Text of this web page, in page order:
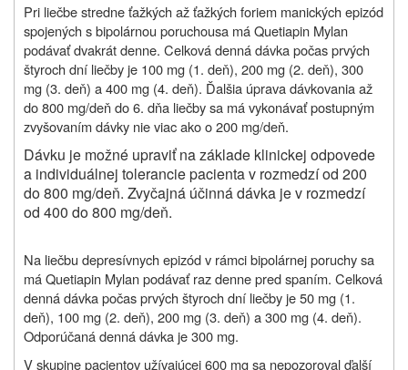
Pri liečbe stredne ťažkých až ťažkých foriem manických epizód
spojených s bipolárnou poruchousa má Quetiapin Mylan
podávať dvakrát denne. Celková denná dávka počas prvých
štyroch dní liečby je 100 mg (1. deň), 200 mg (2. deň), 300
mg (3. deň) a 400 mg (4. deň). Ďalšia úprava dávkovania až
do 800 mg/deň do 6. dňa liečby sa má vykonávať postupným
zvyšovaním dávky nie viac ako o 200 mg/deň.
Dávku je možné upraviť na základe klinickej odpovede
a individuálnej tolerancie pacienta v rozmedzí od 200
do 800 mg/deň. Zvyčajná účinná dávka je v rozmedzí
od 400 do 800 mg/deň.
Na liečbu depresívnych epizód v rámci bipolárnej poruchy sa
má Quetiapin Mylan podávať raz denne pred spaním. Celková
denná dávka počas prvých štyroch dní liečby je 50 mg (1.
deň), 100 mg (2. deň), 200 mg (3. deň) a 300 mg (4. deň).
Odporúčaná denná dávka je 300 mg.
V skupine pacientov užívajúcej 600 mg sa nepozoroval ďalší